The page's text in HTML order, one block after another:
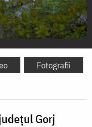
Fotografii
Gorj